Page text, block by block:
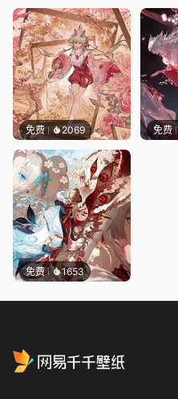
免费 2069 免费
免费 1653